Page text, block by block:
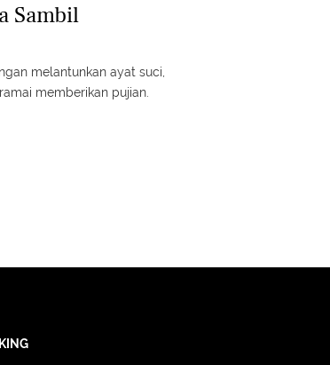
Sambil
melantunkan ayat suci,
memberikan pujian.